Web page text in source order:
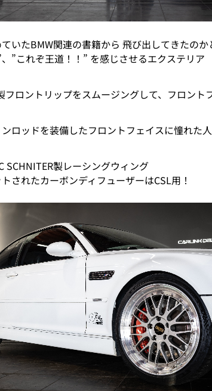
いたBMW関連の書籍から 飛び出してきたのか
”これぞ王道！！” を感じさせるエクステリア
フロントリップをスムージングして、フロント
ロッドを装備したフロントフェイスに憧れた
SCHNITER製レーシングウィング
されたカーボンディフューザーはCSL用！